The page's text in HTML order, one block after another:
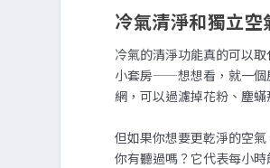
冷氣清淨和獨立空
冷氣的清淨功能真的可以
小套房——想想看，就一個
網，可以過濾掉花粉、塵
但如果你想要更乾淨的空
你有聽過嗎？它代表每小